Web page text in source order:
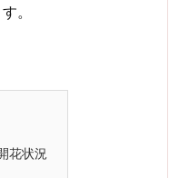
。
花状況